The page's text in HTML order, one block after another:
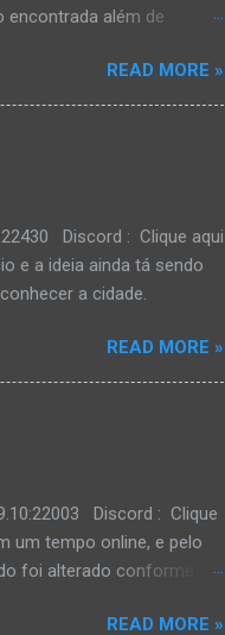
encontrada além de
em uma versão 100%
nível ainda melhor do que
sim, vale apena
READ MORE »
Discord : Clique aqui
e a ideia ainda tá sendo
a cidade.
READ MORE »
Discord : Clique
um tempo online, e pelo
foi alterado conforme a
READ MORE »